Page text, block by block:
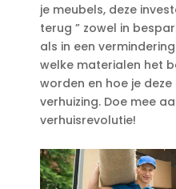
je meubels, deze
terug ” zowel in
als in een
welke materialen het
worden en hoe je
verhuizing.​ Doe mee
verhuisrevolutie!